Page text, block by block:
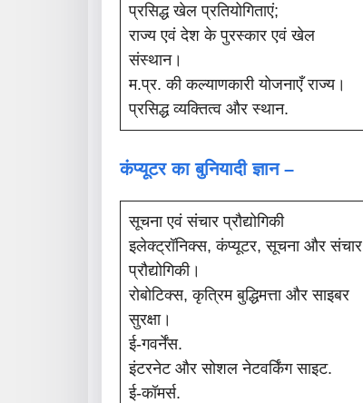
प्रसिद्ध खेल प्रतियोगिताएं;
राज्य एवं देश के पुरस्कार एवं खेल
संस्थान।
म.प्र. की कल्याणकारी योजनाएँ राज्य।
प्रसिद्ध व्यक्तित्व और स्थान.
कंप्यूटर का बुनियादी ज्ञान –
सूचना एवं संचार प्रौद्योगिकी
इलेक्ट्रॉनिक्स, कंप्यूटर, सूचना और संचार
प्रौद्योगिकी।
रोबोटिक्स, कृत्रिम बुद्धिमत्ता और साइबर
सुरक्षा।
ई-गवर्नेंस.
इंटरनेट और सोशल नेटवर्किंग साइट.
ई-कॉमर्स.